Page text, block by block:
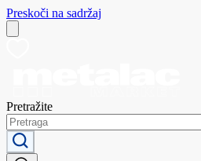
Preskoči na sadržaj
Pretražite